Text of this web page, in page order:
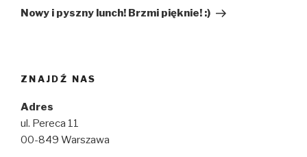
wpis
Nowy i pyszny lunch! Brzmi pięknie! :)
ZNAJDŹ NAS
Adres
ul. Pereca 11
00-849 Warszawa